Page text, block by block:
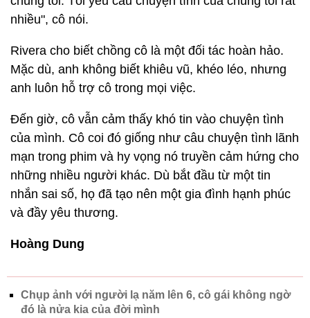
nhiều", cô nói.
Rivera cho biết chồng cô là một đối tác hoàn hảo.
Mặc dù, anh không biết khiêu vũ, khéo léo, nhưng
anh luôn hỗ trợ cô trong mọi việc.
Đến giờ, cô vẫn cảm thấy khó tin vào chuyện tình
của mình. Cô coi đó giống như câu chuyện tình lãnh
mạn trong phim và hy vọng nó truyền cảm hứng cho
những nhiều người khác. Dù bắt đầu từ một tin
nhắn sai số, họ đã tạo nên một gia đình hạnh phúc
và đầy yêu thương.
Hoàng Dung
Chụp ảnh với người lạ năm lên 6, cô gái không ngờ
đó là nửa kia của đời mình